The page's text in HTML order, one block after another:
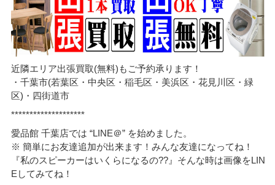
近隣エリア出張買取(無料)もご予約承ります！
・千葉市(若葉区・中央区・稲毛区・美浜区・花見川区・緑
区)・四街道市
********************
愛品館 千葉店では “LINE＠” を始めました。
※ 簡単にお友達追加が出来ます！みんな友達になってね！
『私のスピーカーはいくらになるの??』そんな時は画像をLIN
Eしてみてね！